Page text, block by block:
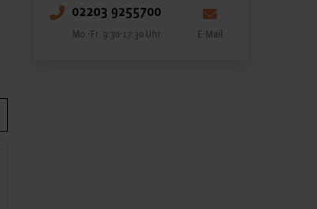
02203 9255700
Mo.-Fr. 9:30-17:30 Uhr E-Mail